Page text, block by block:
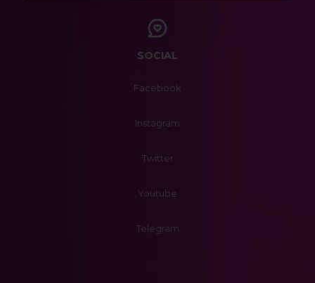
SOCIAL
Facebook
Instagram
Twitter
Youtube
Telegram